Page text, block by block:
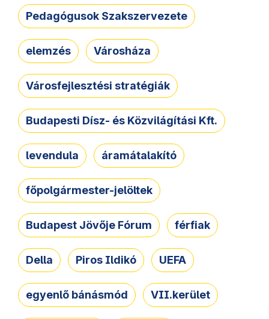
Pedagógusok Szakszervezete
elemzés Városháza
Városfejlesztési stratégiák
Budapesti Dísz- és Közvilágítási Kft.
levendula áramátalakító
főpolgármester-jelöltek
Budapest Jövője Fórum férfiak
Della Piros Ildikó UEFA
egyenlő bánásmód VII.kerület